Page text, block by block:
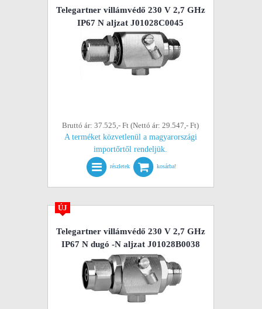
Telegartner villámvédő 230 V 2,7 GHz
IP67 N aljzat J01028C0045
Bruttó ár: 37.525,- Ft (Nettó ár: 29.547,- Ft)
A terméket közvetlenül a magyarországi
importőrtől rendeljük.
részletek kosárba!
ÚJ
Telegartner villámvédő 230 V 2,7 GHz
IP67 N dugó -N aljzat J01028B0038